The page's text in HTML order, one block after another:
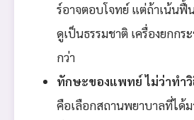
ร์อาจตอบโจทย์ แต่ถ้าเน้น
ดูเป็นธรรมชาติ เครื่องยกกร
กว่า
ทักษะของแพทย์ ไม่ว่าทำวิ
คือเลือกสถานพยาบาลที่ได้ม